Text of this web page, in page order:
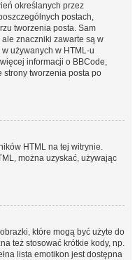
określanych przez
postach,
tworzenia posta. Sam
ale znaczniki zawarte są w
używanych w HTML-u
informacji o BBCode,
strony tworzenia posta po
HTML na tej witrynie.
można uzyskać, używając
które mogą być użyte do
też stosować krótkie kody, np.
lista emotikon jest dostępna